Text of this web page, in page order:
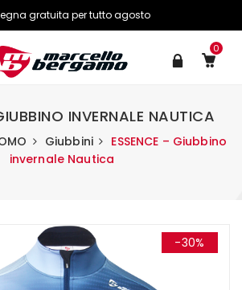
gratuita per tutto agosto
0
INVERNALE NAUTICA
Giubbini
ESSENCE – Giubbino
invernale Nautica
-30%